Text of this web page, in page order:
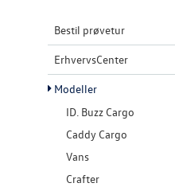
Bestil prøvetur
ErhvervsCenter
Modeller
ID. Buzz Cargo
Caddy Cargo
Vans
Crafter